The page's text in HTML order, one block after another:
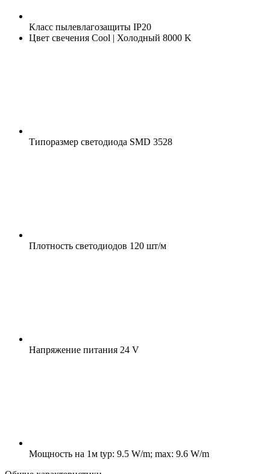
Класс пылевлагозащиты IP20
Цвет свечения Cool | Холодный 8000 K
Типоразмер светодиода SMD 3528
Плотность светодиодов 120 шт/м
Напряжение питания 24 V
Мощность на 1м typ: 9.5 W/m; max: 9.6 W/m